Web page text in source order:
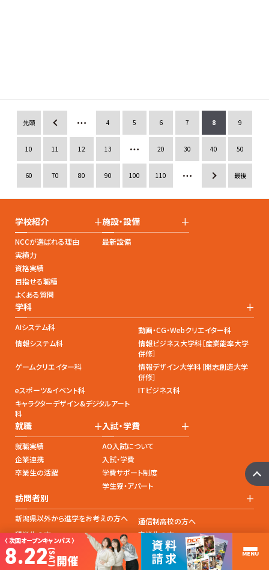
先頭 « 4 5 6 7 8 9
10 11 12 13 20 30 40 50
60 70 80 90 100 110 » 最後
学校紹介 +
NCCが選ばれる理由
実績力
資格実績
目指せる職種
よくある質問
施設・設備 +
最新設備
学科 +
AIシステム科
動画・CG・Webクリエイター科
情報システム科
情報ビジネス大学科［産業能率大学
併修］
ゲームクリエイター科
情報デザイン大学科［開志創造大学
併修］
eスポーツ&イベント科
ITビジネス科
キャラクターデザイン&デジタルアート
科
就職 +
就職実績
企業連携
卒業生の活躍
入試・学費 +
AO入試について
入試・学費
学費サポート制度
学生寮・アパート
訪問者別 +
新潟県以外から進学をお考えの方へ
通信制高校の方へ
留学生の方へ
卒業生の方へ
採用ご担当者様へ
キャンパスライフ +オープンキャンパス +
〈 次回オープンキャンパス 〉
8.22(SAT)開催 MENU